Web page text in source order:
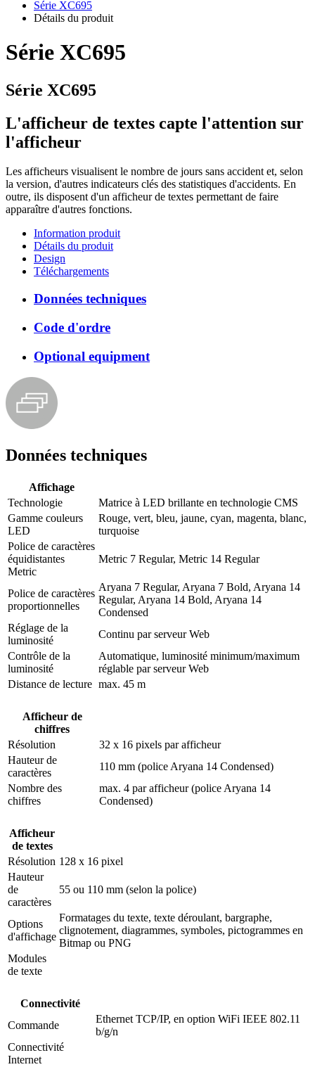
Série XC695
Détails du produit
Série XC695
Série XC695
L'afficheur de textes capte l'attention sur
l'afficheur
Les afficheurs visualisent le nombre de jours sans accident et, selon
la version, d'autres indicateurs clés des statistiques d'accidents. En
outre, ils disposent d'un afficheur de textes permettant de faire
apparaître d'autres fonctions.
Information produit
Détails du produit
Design
Téléchargements
Données techniques
Code d'ordre
Optional equipment
Données techniques
Affichage
Technologie
Matrice à LED brillante en technologie CMS
Gamme couleurs
LED
Rouge, vert, bleu, jaune, cyan, magenta, blanc,
turquoise
Police de caractères
équidistantes
Metric
Metric 7 Regular, Metric 14 Regular
Police de caractères
proportionnelles
Aryana 7 Regular, Aryana 7 Bold, Aryana 14
Regular, Aryana 14 Bold, Aryana 14
Condensed
Réglage de la
luminosité
Continu par serveur Web
Contrôle de la
luminosité
Automatique, luminosité minimum/maximum
réglable par serveur Web
Distance de lecture max. 45 m
Afficheur de
chiffres
Résolution
32 x 16 pixels par afficheur
Hauteur de
caractères
110 mm (police Aryana 14 Condensed)
Nombre des
chiffres
max. 4 par afficheur (police Aryana 14
Condensed)
Afficheur
de textes
Résolution 128 x 16 pixel
Hauteur
de
caractères
55 ou 110 mm (selon la police)
Options
d'affichage
Formatages du texte, texte déroulant, bargraphe,
clignotement, diagrammes, symboles, pictogrammes en
Bitmap ou PNG
Modules
de texte
Connectivité
Commande
Ethernet TCP/IP, en option WiFi IEEE 802.11
b/g/n
Connectivité
Internet